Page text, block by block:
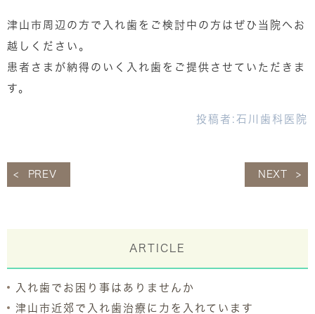
津山市周辺の方で入れ歯をご検討中の方はぜひ当院へお
越しください。
患者さまが納得のいく入れ歯をご提供させていただきま
す。
投稿者: 石川歯科医院
PREV NEXT
ARTICLE
入れ歯でお困り事はありませんか
津山市近郊で入れ歯治療に力を入れています